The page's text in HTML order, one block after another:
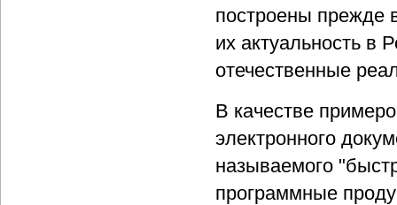
построены прежде
их актуальность в
отечественные
В качестве
электронного
называемого
программные